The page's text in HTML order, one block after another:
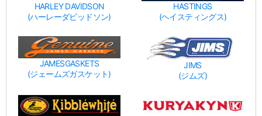
HARLEY DAVIDSON
(ハーレーダビッドソン)
HASTINGS
(ヘイスティングス)
JAMESGASKETS
(ジェームズガスケット)
JIMS
(ジムズ)